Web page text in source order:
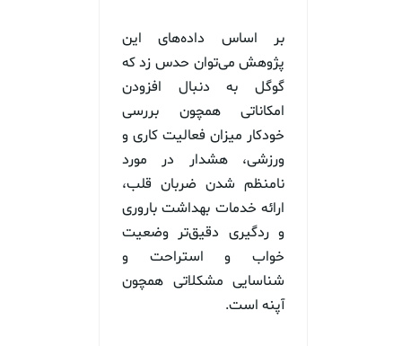
بر اساس داده‌های این
پژوهش می‌توان حدس زد که
گوگل به دنبال افزودن
امکاناتی همچون بررسی
خودکار میزان فعالیت کاری و
ورزشی، هشدار در مورد
نامنظم شدن ضربان قلب،
ارائه خدمات بهداشت باروری
و ردگیری دقیق‌تر وضعیت
خواب و استراحت و
شناسایی مشکلاتی همچون
آپنه است.